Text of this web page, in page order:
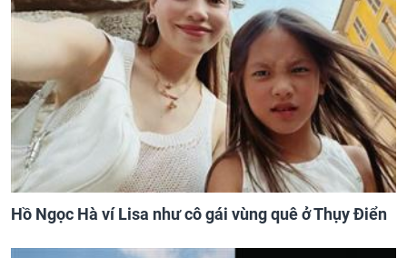
Hồ Ngọc Hà ví Lisa như cô gái vùng quê ở Thụy Điển